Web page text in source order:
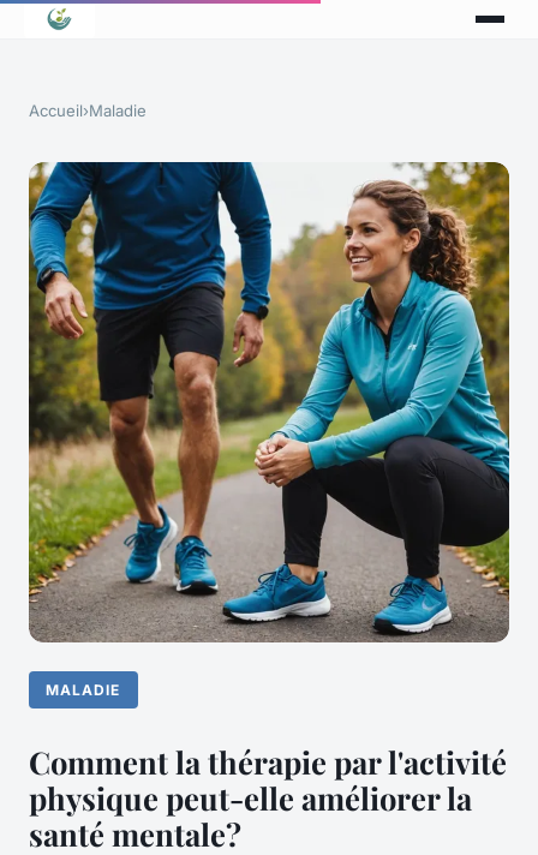
Accueil›Maladie
MALADIE
Comment la thérapie par l'activité
physique peut-elle améliorer la
santé mentale?